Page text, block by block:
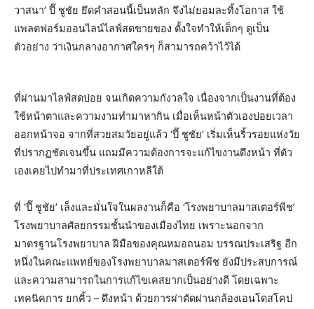
วาสนา’ ปี๊ ชูชัย ยึดคำสอนนี้เป็นหลัก จึงไม่ยอมละทิ้งโอกาส ใช้
แพลตฟอร์มออนไลน์ไลฟ์สดขายของ ตั้งใจทำให้เด็กๆ ดูเป็น
ตัวอย่าง ว่าเงินกลางอากาศใครๆ ก็สามารถคว้าไว้ได้
ที่ผ่านมาไลฟ์สดบ่อย จนเกิดความกังวลใจ เนื่องจากเป็นงานที่ต้อง
ใช้หน้าตาและความงามทำมาหากิน เมื่อเห็นหน้าตัวเองบ่อยเวลา
ออกหน้าจอ จากที่สวยสมวัยอยู่แล้ว ‘ปี๊ ชูชัย’ เริ่มเห็นริ้วรอยแห่งวัย
ที่ปรากฏชัดเจนขึ้น แถมมีความต้องการจะแก้ไขงานดึงหน้า ที่ตัว
เองเคยไปทำมาที่ประเทศเกาหลีใต้
ที่ ‘ปี๊ ชูชัย’ เล็งและมั่นใจในผลงานก็คือ ‘โรงพยาบาลมาสเตอร์พีช’
โรงพยาบาลศัลยกรรมชั้นนำของเมืองไทย เพราะนอกจาก
มาตรฐานโรงพยาบาล ฝีมือของคุณหมอถนอม บรรณประเสริฐ อีก
หนึ่งในคณะแพทย์ของโรงพยาบาลมาสเตอร์พีช ยังมีประสบการณ์
และความสามารถในการแก้ไขเคสยากเป็นอย่างดี โดยเฉพาะ
เทคนิคการ ยกคิ้ว – ดึงหน้า ด้วยการผ่าตัดผ่านกล้องเอนโดสโคป